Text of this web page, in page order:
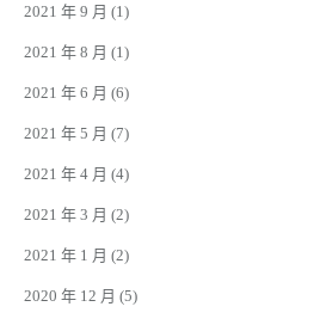
2021 年 9 月 (1)
2021 年 8 月 (1)
2021 年 6 月 (6)
2021 年 5 月 (7)
2021 年 4 月 (4)
2021 年 3 月 (2)
2021 年 1 月 (2)
2020 年 12 月 (5)